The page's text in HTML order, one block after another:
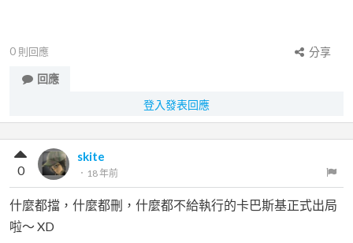
0 則回應
分享
回應
登入發表回應
skite
． 18 年前
0
什麼都擋，什麼都刪，什麼都不給執行的卡巴斯基正式出局
啦～ XD